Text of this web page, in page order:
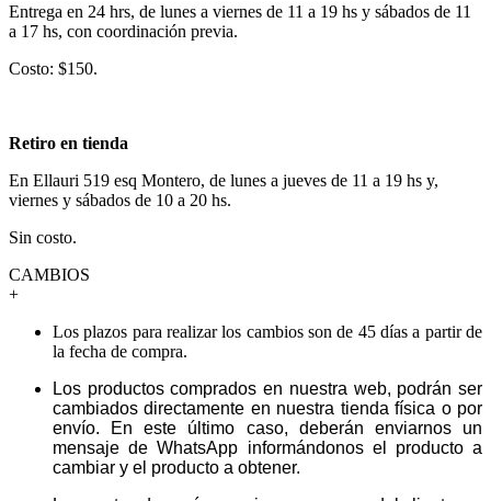
Entrega en 24 hrs, de lunes a viernes de 11 a 19 hs y sábados de 11
a 17 hs, con coordinación previa.
Costo: $150.
Retiro en tienda
En Ellauri 519 esq Montero, de lunes a jueves de 11 a 19 hs y,
viernes y sábados de 10 a 20 hs.
Sin costo.
CAMBIOS
+
Los plazos para realizar los cambios son de 45 días a partir de
la fecha de compra.
Los productos comprados en nuestra web, podrán ser
cambiados directamente en nuestra tienda física o por
envío. En este último caso, deberán enviarnos un
mensaje de WhatsApp informándonos el producto a
cambiar y el producto a obtener.